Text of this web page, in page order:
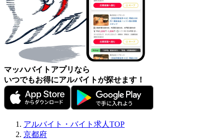
マッハバイトアプリなら
いつでもお得にアルバイトが探せます！
アルバイト・バイト求人TOP
京都府